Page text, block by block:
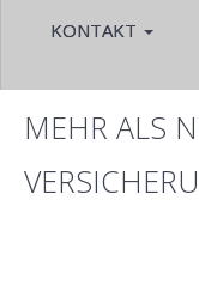
KONTAKT
MEHR ALS